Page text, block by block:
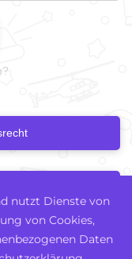
nutzt Dienste von
von Cookies,
Daten